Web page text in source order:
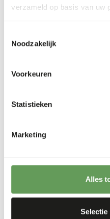
verzameld op basis van uw
Noodzakelijk
Voorkeuren
Statistieken
Marketing
Alles
Selectie